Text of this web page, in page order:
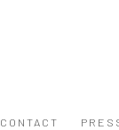
CONTACT